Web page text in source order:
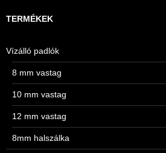
TERMÉKEK
Vízálló padlók
8 mm vastag
10 mm vastag
12 mm vastag
8mm halszálka